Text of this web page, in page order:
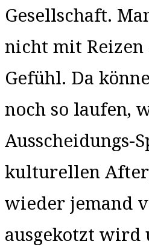
Gesellschaft.
nicht mit
Gefühl. Da
noch so laufen,
Ausscheidungs-
kulturellen
wieder jemand
ausgekotzt wird